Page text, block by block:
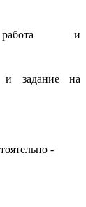
работа и
и задание на
-